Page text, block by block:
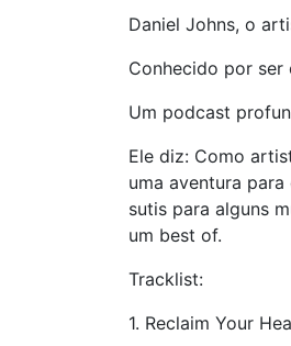
Daniel Johns, o
Conhecido por ser
Um podcast
Ele diz: Como
uma aventura
sutis para alguns
um best of.
Tracklist:
1. Reclaim Your